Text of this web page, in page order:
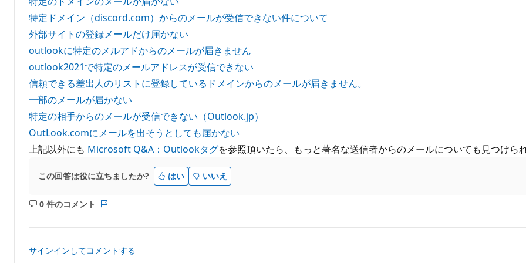
特定ドメイン（discord.com）からのメールが受信できない件について
外部サイトの登録メールだけ届かない
outlookに特定のメルアドからのメールが届きません
outlook2021で特定のメールアドレスが受信できない
信頼できる差出人のリストに登録しているドメインからのメールが届きません。
一部のメールが届かない
特定の相手からのメールが受信できない（Outlook.jp）
OutLook.comにメールを出そうとしても届かない
上記以外にも Microsoft Q&A：Outlookタグを参照頂いたら、もっと著名な送信者からのメールについても見つけら
この回答は役に立ちましたか? はい いいえ
0 件のコメント
コ
ト
ト
サインインしてコメントする